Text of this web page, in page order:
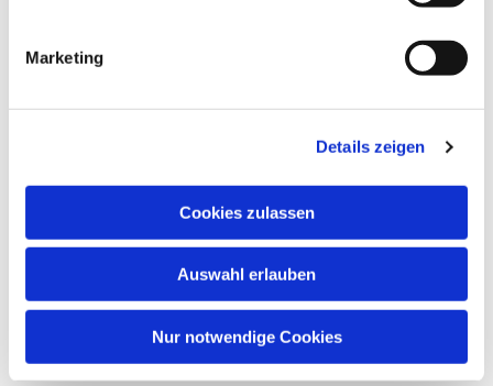
Marketing
Details zeigen
Cookies zulassen
Auswahl erlauben
Nur notwendige Cookies
interessieren